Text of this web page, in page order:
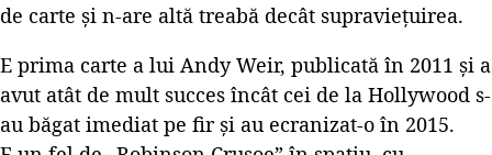
de carte și n-are altă treabă decât supraviețuirea.
E prima carte a lui Andy Weir, publicată în 2011 și a
avut atât de mult succes încât cei de la Hollywood s-
au băgat imediat pe fir și au ecranizat-o în 2015.